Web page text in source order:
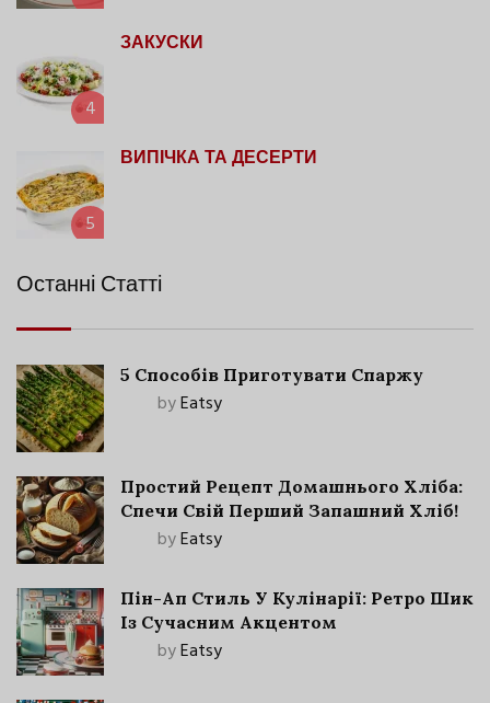
4
ЗАКУСКИ
5
ВИПІЧКА ТА ДЕСЕРТИ
Останні Статті
5 Способів Приготувати Спаржу
byEatsy
Простий Рецепт Домашнього Хліба:
Спечи Свій Перший Запашний Хліб!
byEatsy
Пін-Ап Стиль У Кулінарії: Ретро Шик
Із Сучасним Акцентом
byEatsy